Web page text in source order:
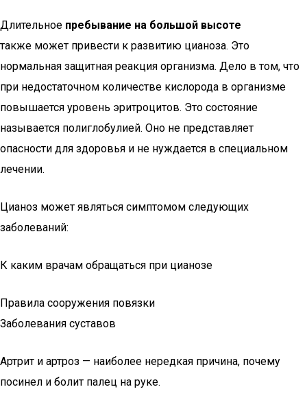
Длительное пребывание на большой высоте
также может привести к развитию цианоза. Это
нормальная защитная реакция организма. Дело в том, что
при недостаточном количестве кислорода в организме
повышается уровень эритроцитов. Это состояние
называется полиглобулией. Оно не представляет
опасности для здоровья и не нуждается в специальном
лечении.
Цианоз может являться симптомом следующих
заболеваний:
К каким врачам обращаться при цианозе
Правила сооружения повязки
Заболевания суставов
Артрит и артроз — наиболее нередкая причина, почему
посинел и болит палец на руке.